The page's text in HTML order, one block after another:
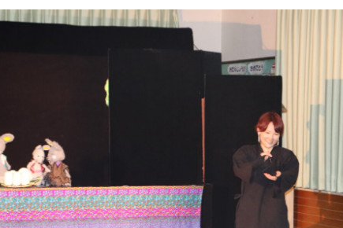
1日のスケジュール
施設の紹介
情報公開